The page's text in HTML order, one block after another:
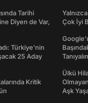
Tarihi
Diyen de Var,
Türkiye'nin
25 Aday
Kritik
Çok İyi
Ülkü
Aşk